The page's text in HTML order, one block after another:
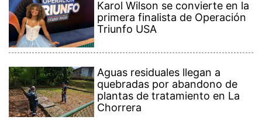
Karol Wilson se convierte en la
primera finalista de Operación
Triunfo USA
Aguas residuales llegan a
quebradas por abandono de
plantas de tratamiento en La
Chorrera